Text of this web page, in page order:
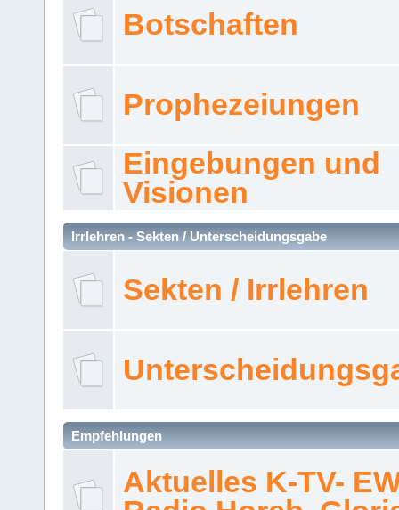
Botschaften
Prophezeiungen
Eingebungen und
Visionen
Irrlehren - Sekten / Unterscheidungsgabe
Sekten / Irrlehren
Empfehlungen
Aktuelles K-TV-